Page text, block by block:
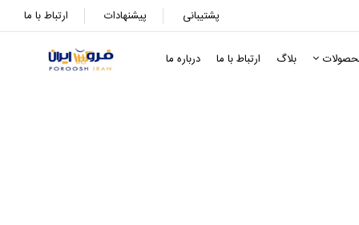
ارتباط با ما پیشنهادات پشتیبانی
بلاگ ارتباط با ما درباره ما